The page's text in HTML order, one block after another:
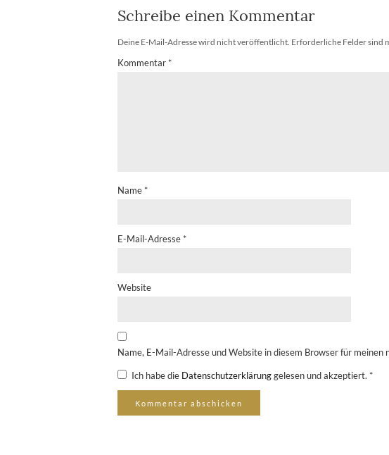
Schreibe einen Kommentar
Deine E-Mail-Adresse wird nicht veröffentlicht. Erforderliche Felder sind
Kommentar *
Name *
E-Mail-Adresse *
Website
Name, E-Mail-Adresse und Website in diesem Browser für meinen
Ich habe die Datenschutzerklärunggelesen und akzeptiert. *